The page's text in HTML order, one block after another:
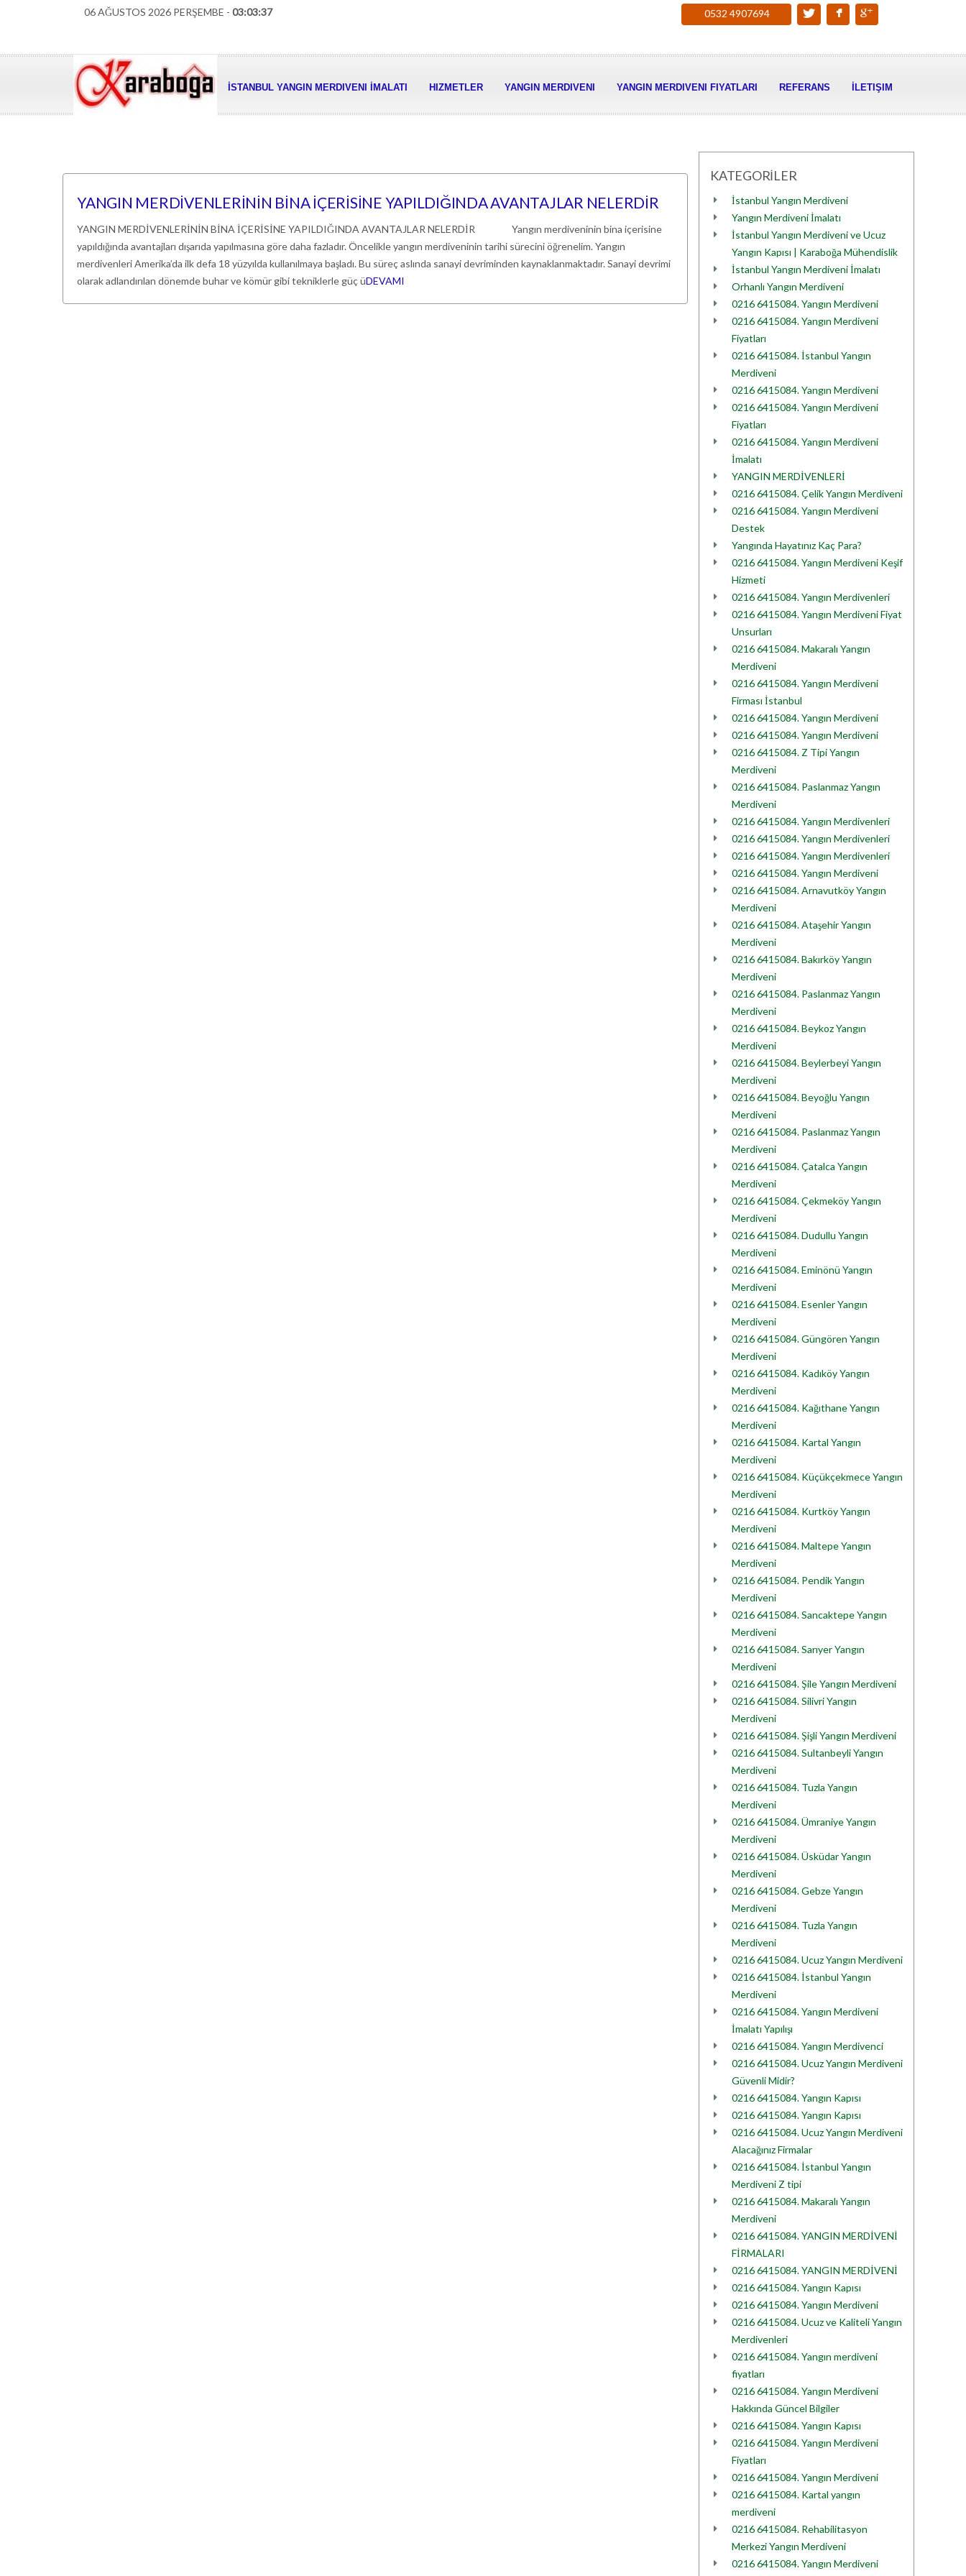
06 AĞUSTOS 2026 PERŞEMBE - 03:03:38 0532 4907694
İSTANBUL YANGIN MERDIVENI İMALATI HIZMETLER YANGIN MERDIVENI YANGIN MERDIVENI FIYATLARI REFERANS İLETIŞIM
YANGIN MERDİVENLERİNİN BİNA İÇERİSİNE YAPILDIĞINDA AVANTAJLAR NELERDİR
YANGIN MERDİVENLERİNİN BİNA İÇERİSİNE YAPILDIĞINDA AVANTAJLAR NELERDİR Yangın merdiveninin bina içerisine
yapıldığında avantajları dışarıda yapılmasına göre daha fazladır. Öncelikle yangın merdiveninin tarihi sürecini öğrenelim. Yangın
merdivenleri Amerika’da ilk defa 18 yüzyılda kullanılmaya başladı. Bu süreç aslında sanayi devriminden kaynaklanmaktadır. Sanayi devrimi
olarak adlandırılan dönemde buhar ve kömür gibi tekniklerle güç üDEVAMI
KATEGORİLER
İstanbul Yangın Merdiveni
Yangın Merdiveni İmalatı
İstanbul Yangın Merdiveni ve Ucuz
Yangın Kapısı | Karaboğa Mühendislik
İstanbul Yangın Merdiveni İmalatı
Orhanlı Yangın Merdiveni
0216 6415084. Yangın Merdiveni
0216 6415084. Yangın Merdiveni
Fiyatları
0216 6415084. İstanbul Yangın
Merdiveni
0216 6415084. Yangın Merdiveni
0216 6415084. Yangın Merdiveni
Fiyatları
0216 6415084. Yangın Merdiveni
İmalatı
YANGIN MERDİVENLERİ
0216 6415084. Çelik Yangın Merdiveni
0216 6415084. Yangın Merdiveni
Destek
Yangında Hayatınız Kaç Para?
0216 6415084. Yangın Merdiveni Keşif
Hizmeti
0216 6415084. Yangın Merdivenleri
0216 6415084. Yangın Merdiveni Fiyat
Unsurları
0216 6415084. Makaralı Yangın
Merdiveni
0216 6415084. Yangın Merdiveni
Firması İstanbul
0216 6415084. Yangın Merdiveni
0216 6415084. Yangın Merdiveni
0216 6415084. Z Tipi Yangın
Merdiveni
0216 6415084. Paslanmaz Yangın
Merdiveni
0216 6415084. Yangın Merdivenleri
0216 6415084. Yangın Merdivenleri
0216 6415084. Yangın Merdivenleri
0216 6415084. Yangın Merdiveni
0216 6415084. Arnavutköy Yangın
Merdiveni
0216 6415084. Ataşehir Yangın
Merdiveni
0216 6415084. Bakırköy Yangın
Merdiveni
0216 6415084. Paslanmaz Yangın
Merdiveni
0216 6415084. Beykoz Yangın
Merdiveni
0216 6415084. Beylerbeyi Yangın
Merdiveni
0216 6415084. Beyoğlu Yangın
Merdiveni
0216 6415084. Paslanmaz Yangın
Merdiveni
0216 6415084. Çatalca Yangın
Merdiveni
0216 6415084. Çekmeköy Yangın
Merdiveni
0216 6415084. Dudullu Yangın
Merdiveni
0216 6415084. Eminönü Yangın
Merdiveni
0216 6415084. Esenler Yangın
Merdiveni
0216 6415084. Güngören Yangın
Merdiveni
0216 6415084. Kadıköy Yangın
Merdiveni
0216 6415084. Kağıthane Yangın
Merdiveni
0216 6415084. Kartal Yangın
Merdiveni
0216 6415084. Küçükçekmece Yangın
Merdiveni
0216 6415084. Kurtköy Yangın
Merdiveni
0216 6415084. Maltepe Yangın
Merdiveni
0216 6415084. Pendik Yangın
Merdiveni
0216 6415084. Sancaktepe Yangın
Merdiveni
0216 6415084. Sarıyer Yangın
Merdiveni
0216 6415084. Şile Yangın Merdiveni
0216 6415084. Silivri Yangın
Merdiveni
0216 6415084. Şişli Yangın Merdiveni
0216 6415084. Sultanbeyli Yangın
Merdiveni
0216 6415084. Tuzla Yangın
Merdiveni
0216 6415084. Ümraniye Yangın
Merdiveni
0216 6415084. Üsküdar Yangın
Merdiveni
0216 6415084. Gebze Yangın
Merdiveni
0216 6415084. Tuzla Yangın
Merdiveni
0216 6415084. Ucuz Yangın Merdiveni
0216 6415084. İstanbul Yangın
Merdiveni
0216 6415084. Yangın Merdiveni
İmalatı Yapılışı
0216 6415084. Yangın Merdivenci
0216 6415084. Ucuz Yangın Merdiveni
Güvenli Midir?
0216 6415084. Yangın Kapısı
0216 6415084. Yangın Kapısı
0216 6415084. Ucuz Yangın Merdiveni
Alacağınız Firmalar
0216 6415084. İstanbul Yangın
Merdiveni Z tipi
0216 6415084. Makaralı Yangın
Merdiveni
0216 6415084. YANGIN MERDİVENİ
FİRMALARI
0216 6415084. YANGIN MERDİVENİ
0216 6415084. Yangın Kapısı
0216 6415084. Yangın Merdiveni
0216 6415084. Ucuz ve Kaliteli Yangın
Merdivenleri
0216 6415084. Yangın merdiveni
fiyatları
0216 6415084. Yangın Merdiveni
Hakkında Güncel Bilgiler
0216 6415084. Yangın Kapısı
0216 6415084. Yangın Merdiveni
Fiyatları
0216 6415084. Yangın Merdiveni
0216 6415084. Kartal yangın
merdiveni
0216 6415084. Rehabilitasyon
Merkezi Yangın Merdiveni
0216 6415084. Yangın Merdiveni